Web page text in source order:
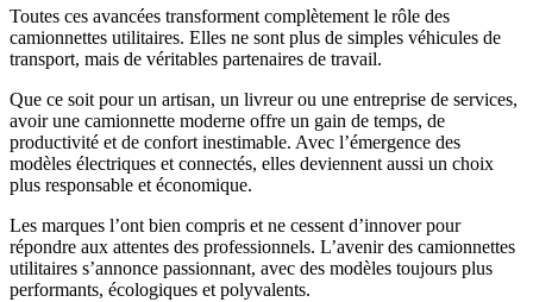
Toutes ces avancées transforment complètement le rôle des
camionnettes utilitaires. Elles ne sont plus de simples véhicules de
transport, mais de véritables partenaires de travail.
Que ce soit pour un artisan, un livreur ou une entreprise de services,
avoir une camionnette moderne offre un gain de temps, de
productivité et de confort inestimable. Avec l’émergence des
modèles électriques et connectés, elles deviennent aussi un choix
plus responsable et économique.
Les marques l’ont bien compris et ne cessent d’innover pour
répondre aux attentes des professionnels. L’avenir des camionnettes
utilitaires s’annonce passionnant, avec des modèles toujours plus
performants, écologiques et polyvalents.